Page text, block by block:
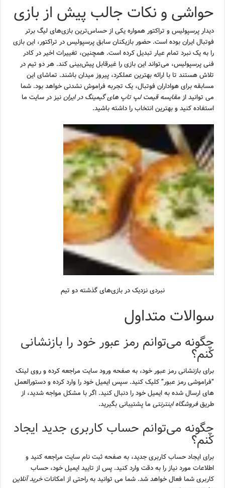
حواشی و نکات جالب پیش از بازی
دیدار پرسپولیس و تراکتور همواره یکی از حساس‌ترین بازی‌های لیگ برتر
فوتبال ایران بوده است. حضور بازیکنان سابق پرسپولیس در تراکتور، این بازی
را به یک نبرد تمام عیار تبدیل کرده است. همچنین، تغییرات اخیر در کادر
فنی پرسپولیس، می‌تواند این بازی را غیرقابل پیش‌بینی کند. هر دو تیم در
تلاش هستند تا با ارائه بهترین عملکرد، پیروز میدان باشند. تماشای این
مسابقه برای هواداران فوتبال، یک تجربه فراموش نشدنی خواهد بود. شما
می توانید ازمقایسه قیمت لپ تاپ های گیمینگ در ایراننیز در سایت ما
استفاده کنید و بهترین انتخاب را داشته باشید.
نبردی نزدیک در بازی‌های گذشته دو تیم
سوالات متداول
چگونه می‌توانم رمز عبور خود را بازنشانی
کنم؟
برای بازنشانی رمز عبور خود، به صفحه ورود سایت مراجعه کرده و روی لینک
“فراموشی رمز عبور” کلیک کنید. سپس ایمیل خود را وارد کرده و دستورالعمل
های ارسال شده به ایمیل خود را دنبال کنید. اگر با مشکل مواجه شدید، از
طریقفروشگاه اینترنتی ما پشتیبانی بگیرید.
چگونه می‌توانم حساب کاربری جدید ایجاد
کنم؟
برای ایجاد حساب کاربری جدید، به صفحه ثبت نام سایت مراجعه کنید و
اطلاعات مورد نیاز را به دقت وارد کنید. پس از تایید ایمیل خود، حساب
کاربری شما فعال خواهد شد. شما می توانید به راحتی از امکاناتخرید آنلاین